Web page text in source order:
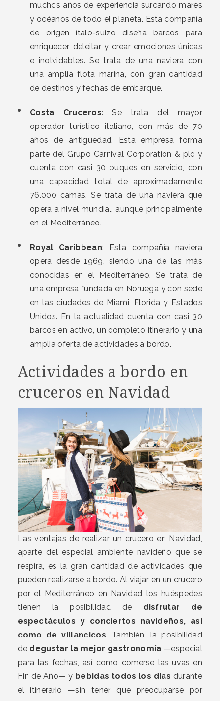
muchos años de experiencia surcando mares
y océanos de todo el planeta. Esta compañía
de origen ítalo-suizo diseña barcos para
enriquecer, deleitar y crear emociones únicas
e inolvidables. Se trata de una naviera con
una amplia flota marina, con gran cantidad
de destinos y fechas de embarque.
Costa Cruceros: Se trata del mayor
operador turístico italiano, con más de 70
años de antigüedad. Esta empresa forma
parte del Grupo Carnival Corporation & plc y
cuenta con casi 30 buques en servicio, con
una capacidad total de aproximadamente
76.000 camas. Se trata de una naviera que
opera a nivel mundial, aunque principalmente
en el Mediterráneo.
Royal Caribbean: Esta compañía naviera
opera desde 1969, siendo una de las más
conocidas en el Mediterráneo. Se trata de
una empresa fundada en Noruega y con sede
en las ciudades de Miami, Florida y Estados
Unidos. En la actualidad cuenta con casi 30
barcos en activo, un completo itinerario y una
amplia oferta de actividades a bordo.
Actividades a bordo en
cruceros en Navidad
Las ventajas de realizar un crucero en Navidad,
aparte del especial ambiente navideño que se
respira, es la gran cantidad de actividades que
pueden realizarse a bordo. Al viajar en un crucero
por el Mediterráneo en Navidad los huéspedes
tienen la posibilidad de disfrutar de
espectáculos y conciertos navideños, así
como de villancicos. También, la posibilidad
de degustar la mejor gastronomía —especial
para las fechas, así como comerse las uvas en
Fin de Año— y bebidas todos los días durante
el itinerario —sin tener que preocuparse por